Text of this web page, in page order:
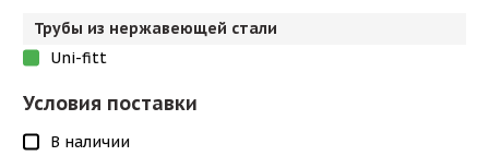
Трубы из нержавеющей стали
Uni-fitt
Условия поставки
В наличии